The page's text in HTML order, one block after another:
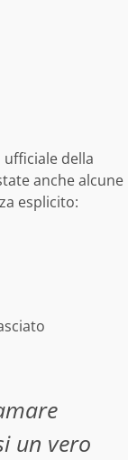
della
anche alcune
esplicito:
un vero